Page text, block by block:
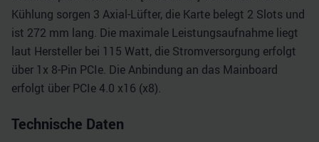
Kühlung sorgen 3 Axial-Lüfter, die Karte belegt 2 Slots und
ist 272 mm lang. Die maximale Leistungsaufnahme liegt
laut Hersteller bei 115 Watt, die Stromversorgung erfolgt
über 1x 8-Pin PCIe. Die Anbindung an das Mainboard
erfolgt über PCIe 4.0 x16 (x8).
Technische Daten